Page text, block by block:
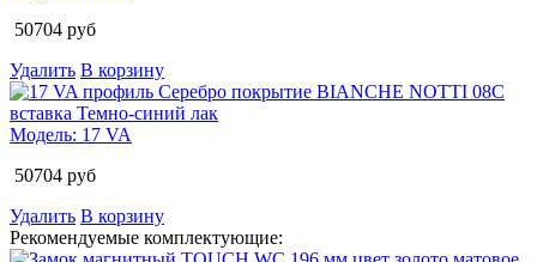
50704 руб
Удалить В корзину
Модель: 17 VA
50704 руб
Удалить В корзину
Рекомендуемые комплектующие: